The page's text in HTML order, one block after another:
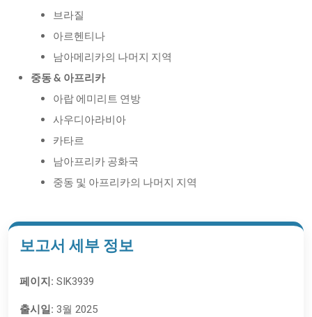
브라질
아르헨티나
남아메리카의 나머지 지역
중동 & 아프리카
아랍 에미리트 연방
사우디아라비아
카타르
남아프리카 공화국
중동 및 아프리카의 나머지 지역
보고서 세부 정보
페이지: SIK3939
출시일: 3월 2025